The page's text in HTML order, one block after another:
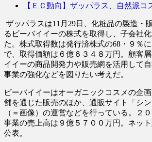
【ＥＣ動向】ザッパラス、自然派コ
ザッパラスは11月29日、化粧品の製造・
るビーバイイーの株式を取得し、子会社
た。株式取得数は発行済株式の68・９％
で、取得価額は６億６３４８万円。顧客
イイーの商品開発力や販売網を活用して
事業の強化などを図りたい考えだ。
ビーバイイーはオーガニックコスメの企
舗を通じた販売のほか、通販サイト「シン
（＝画像）の運営などを行っている。２
事業の売上高は９億５７００万円。ネッ
公表。